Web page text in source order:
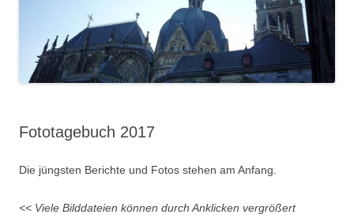
Fototagebuch 2017
Die jüngsten Berichte und Fotos stehen am Anfang.
<< Viele Bilddateien können durch Anklicken vergrößert